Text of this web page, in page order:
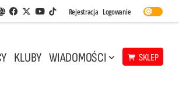
Aplikacja Siatkarskie Ligi
Facebook
Twitter
Youtube
TikTok
Rejestracja Logowanie
KLUBY WIADOMOŚCI SKLEP